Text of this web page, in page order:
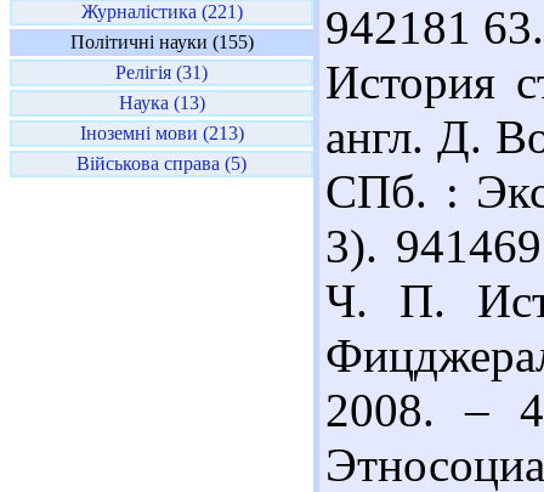
Журналістика (221)
Політичні науки (155)
Релігія (31)
Наука (13)
Іноземні мови (213)
Військова справа (5)
942181
История
англ. Д.
СПб. :
3).
Ч. П.
2008. –